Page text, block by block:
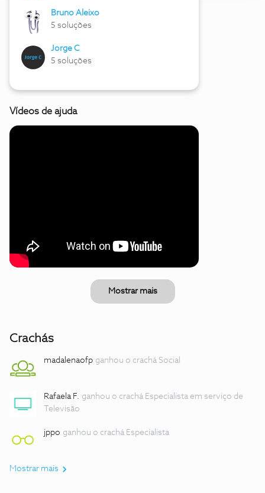
Bruno Aleixo
5 soluções
Jorge C
5 soluções
Vídeos de ajuda
Mostrar mais
Crachás
madalenaofp ganhou o crachá Social
Rafaela F. ganhou o crachá Especialista em serviço de
Televisão
jppo ganhou o crachá Especialista
Mostrar mais